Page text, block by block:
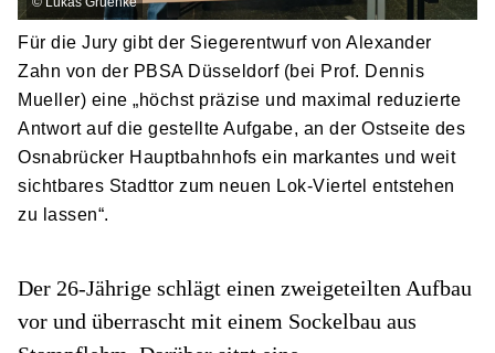
Für die Jury gibt der Siegerentwurf von Alexander
Zahn von der PBSA Düsseldorf (bei Prof. Dennis
Mueller) eine „höchst präzise und maximal reduzierte
Antwort auf die gestellte Aufgabe, an der Ostseite des
Osnabrücker Hauptbahnhofs ein markantes und weit
sichtbares Stadttor zum neuen Lok-Viertel entstehen
zu lassen“.
Der 26-Jährige schlägt einen zweigeteilten Aufbau
vor und überrascht mit einem Sockelbau aus